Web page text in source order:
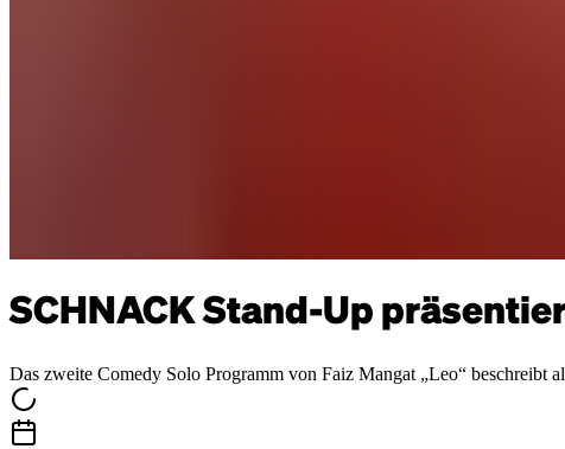
SCHNACK Stand-Up
Das zweite Comedy Solo Programm von Faiz Mangat „Leo“ beschreibt